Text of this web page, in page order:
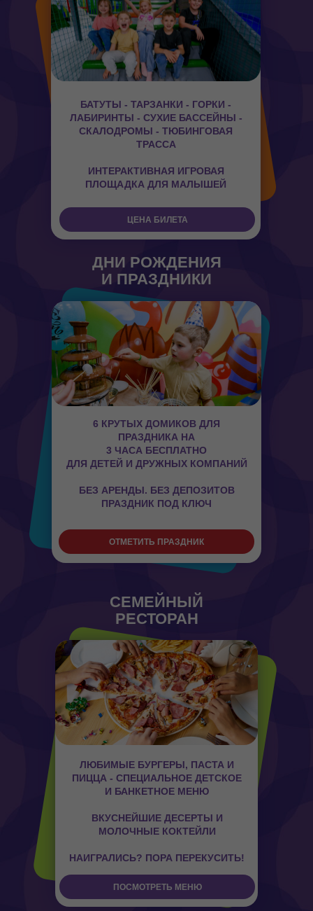
СЕМЕЙНЫЙ
РЕСТОРАН
ЛЮБИМЫЕ БУРГЕРЫ, ПАСТА И
ПИЦЦА - СПЕЦИАЛЬНОЕ ДЕТСКОЕ
И БАНКЕТНОЕ МЕНЮ
ВКУСНЕЙШИЕ ДЕСЕРТЫ И
МОЛОЧНЫЕ КОКТЕЙЛИ
НАИГРАЛИСЬ? ПОРА ПЕРЕКУСИТЬ!
ДНИ РОЖДЕНИЯ
И ПРАЗДНИКИ
6 КРУТЫХ ДОМИКОВ ДЛЯ
ПРАЗДНИКА НА
3 ЧАСА БЕСПЛАТНО
ДЛЯ ДЕТЕЙ И ДРУЖНЫХ КОМПАНИЙ
БЕЗ АРЕНДЫ. БЕЗ ДЕПОЗИТОВ
ПРАЗДНИК ПОД КЛЮЧ
БАТУТЫ - ТАРЗАНКИ - ГОРКИ -
ЛАБИРИНТЫ - СУХИЕ БАССЕЙНЫ -
СКАЛОДРОМЫ - ТЮБИНГОВАЯ
ТРАССА
ИНТЕРАКТИВНАЯ ИГРОВАЯ
ПЛОЩАДКА ДЛЯ МАЛЫШЕЙ
ОТМЕТИТЬ ПРАЗДНИК
ПОСМОТРЕТЬ МЕНЮ
ЦЕНА БИЛЕТА